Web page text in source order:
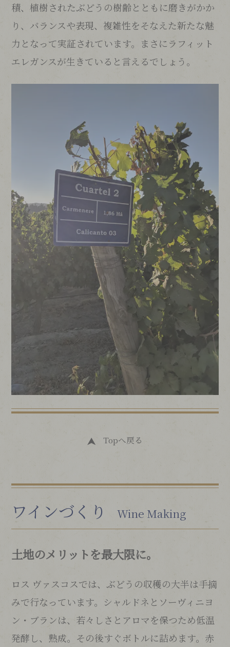
積、植樹されたぶどうの樹齢とともに磨きがかか
り、バランスや表現、複雑性をそなえた新たな魅
力となって実証されています。まさにラフィット
エレガンスが生きていると言えるでしょう。
Topへ戻る
ワインづくり Wine Making
土地のメリットを最大限に。
ロス ヴァスコスでは、ぶどうの収穫の大半は手摘
みで行なっています。シャルドネとソーヴィニヨ
ン・ブランは、若々しさとアロマを保つため低温
発酵し、熟成。その後すぐボトルに詰めます。赤